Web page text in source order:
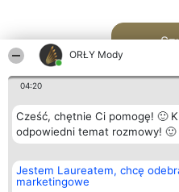
ORŁY Mody
04:20
Cześć, chętnie Ci pomogę! 🙂
odpowiedni temat rozmowy! 🙂
Jestem Laureatem, chcę
marketingowe
Organizator plebiscytu
Bright Side Solutions sp. z o.
o. sp. k.